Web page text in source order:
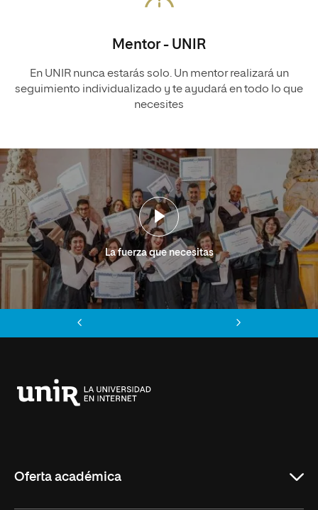
Mentor - UNIR
En UNIR nunca estarás solo. Un mentor realizará un
seguimiento individualizado y te ayudará en todo lo que
necesites
La fuerza que necesitas
Oferta académica